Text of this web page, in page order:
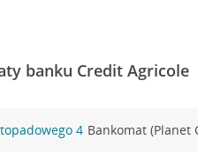
banku Credit Agricole
4 Bankomat (Planet